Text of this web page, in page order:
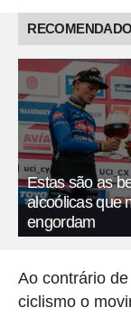
RECOMENDADO
Estas são as
alcoólicas que
engordam
Ao contrário
ciclismo o